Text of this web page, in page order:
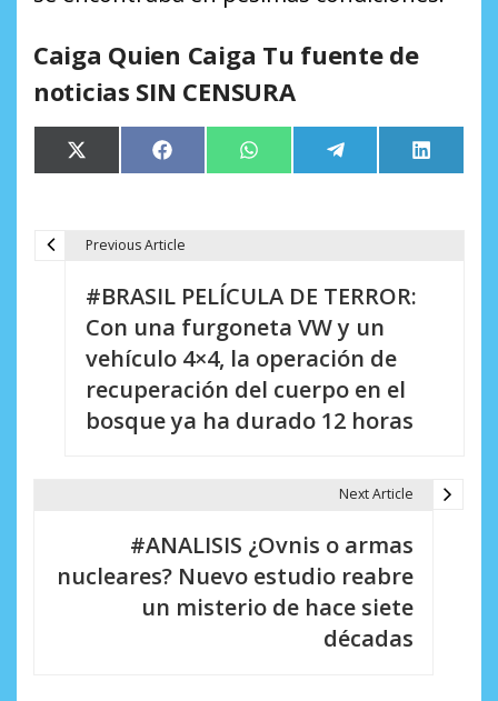
Caiga Quien Caiga Tu fuente de
noticias SIN CENSURA
Compartir
en
X
(Twitter)
Compartir
en
Facebook Compartir
en
WhatsApp Compartir
en
Telegram
en
LinkedIn
Previous Article
#BRASIL PELÍCULA DE TERROR:
Con una furgoneta VW y un
vehículo 4×4, la operación de
recuperación del cuerpo en el
bosque ya ha durado 12 horas
Next Article
#ANALISIS ¿Ovnis o armas
nucleares? Nuevo estudio reabre
un misterio de hace siete
décadas